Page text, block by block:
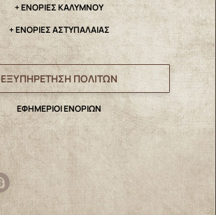
+ ΕΝΟΡΙΕΣ ΚΑΛΥΜΝΟΥ
+ ΕΝΟΡΙΕΣ ΑΣΤΥΠΑΛΑΙΑΣ
ΕΞΥΠΗΡΕΤΗΣΗ ΠΟΛΙΤΩΝ
ΕΦΗΜΕΡΙΟΙ ΕΝΟΡΙΩΝ